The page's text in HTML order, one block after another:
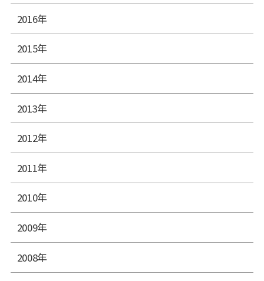
2016年
2015年
2014年
2013年
2012年
2011年
2010年
2009年
2008年